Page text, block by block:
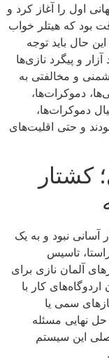
آلمان جنگ جهانی اول را آغاز کرد و
بود که هیتلر خواب
حال باید توجه
و پیگرد نازی‌ها
و مخالفتی به
دموکرات‌ها،
دموکرات‌ها،
و حتی اقلیت‌های
کشتار
آسانی نبود و به یک
تاسیس
آلمان نازی برای
کار با
سمی یا
حل نهایی مسئله
این سیستم